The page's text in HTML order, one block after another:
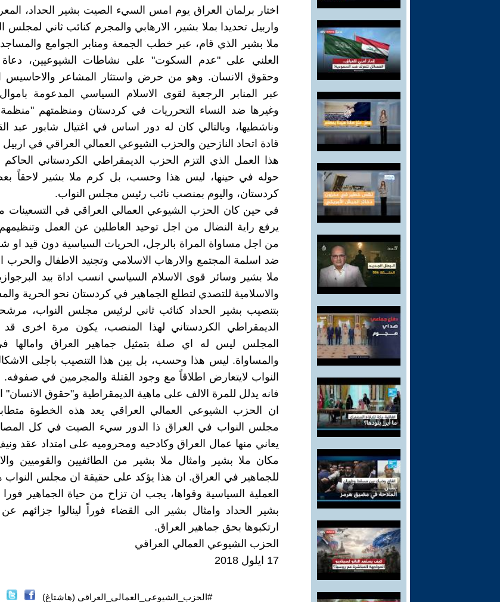
اختار برلمان العراق يوم امس السيء الصيت بشير الحداد،
واربيل تحديدا بملا بشير، الارهابي والمجرم كنائب ثاني لمجلس
ملا بشير الذي قام، عبر خطب الجمعة ومنابر الجوامع
العلني على "عدم السكوت" على نشاطات الشيوعيين، دعاة
وحقوق الانسان. وهو من حرض واستثار المشاعر والاحاسيس
عبر المنابر الرجعية لقوى الاسلام السياسي المدعومة
وغيرها ضد النساء التحرريات في كردستان ومنظمتهم "منظمة
وناشطيها، وبالتالي كان له دور اساس في اغتيال شابور عبد
قادة اتحاد النازحين والحزب الشيوعي العمالي العراقي في اربيل في
هذا العمل الذي التزم الحزب الديمقراطي الكردستاني
حوله في حينها، ليس هذا وحسب، بل كرم ملا بشير لاحقاً
كردستان، واليوم بمنصب نائب رئيس مجلس النواب.
في حين كان الحزب الشيوعي العمالي العراقي في التسعينات
يرفع راية النضال من اجل توحيد العاطلين عن العمل
من اجل مساواة المراة بالرجل، الحريات السياسية دون قيد او
ضد اسلمة المجتمع والارهاب الاسلامي وتجنيد الاطفال والحرب
ملا بشير وسائر قوى الاسلام السياسي انسب اداة بيد
والاسلامية للتصدي لتطلع الجماهير في كردستان نحو الحرية
بتنصيب بشير الحداد كنائب ثاني لرئيس مجلس النواب،
الديمقراطي الكردستاني لهذا المنصب، يكون مرة اخرى
المجلس ليس له اي صلة بتمثيل جماهير العراق وامالها
والمساواة. ليس هذا وحسب، بل بين هذا التنصيب باجلى
النواب لايتعارض اطلاقاً مع وجود القتلة والمجرمين في
فانه يدلل للمرة الالف على ماهية الديمقراطية و"حقوق الانسان"
ان الحزب الشيوعي العمالي العراقي يعد هذه الخطوة
مجلس النواب في العراق ذا الدور سيء الصيت في كل
يعاني منها عمال العراق وكادحيه ومحروميه على امتداد عقد
مكان ملا بشير وامثال ملا بشير من الطائفيين والقوميين
للجماهير في العراق. ان هذا يؤكد على حقيقة ان مجلس النواب
العملية السياسية وقواها، يجب ان تزاح من حياة الجماهير فورا
بشير الحداد وامثال بشير الى القضاء فوراً لينالوا جزائهم
ارتكبوها بحق جماهير العراق.
الحزب الشيوعي العمالي العراقي
17 ايلول 2018
#الحزب_الشيوعي_العمالي_العراقي (هاشتاغ)